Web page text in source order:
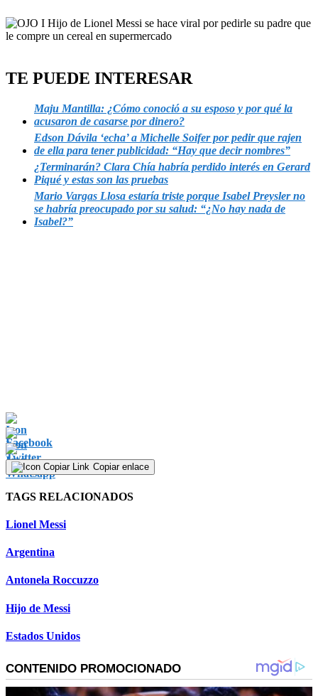
TE PUEDE INTERESAR
Maju Mantilla: ¿Cómo conoció a su esposo y por qué la
acusaron de casarse por dinero?
Edson Dávila ‘echa’ a Michelle Soifer por pedir que rajen
de ella para tener publicidad: “Hay que decir nombres”
¿Terminarán? Clara Chía habría perdido interés en Gerard
Piqué y estas son las pruebas
Mario Vargas Llosa estaría triste porque Isabel Preysler no
se habría preocupado por su salud: “¿No hay nada de
Isabel?”
Copiar enlace
TAGS RELACIONADOS
Lionel Messi
Argentina
Antonela Roccuzzo
Hijo de Messi
Estados Unidos